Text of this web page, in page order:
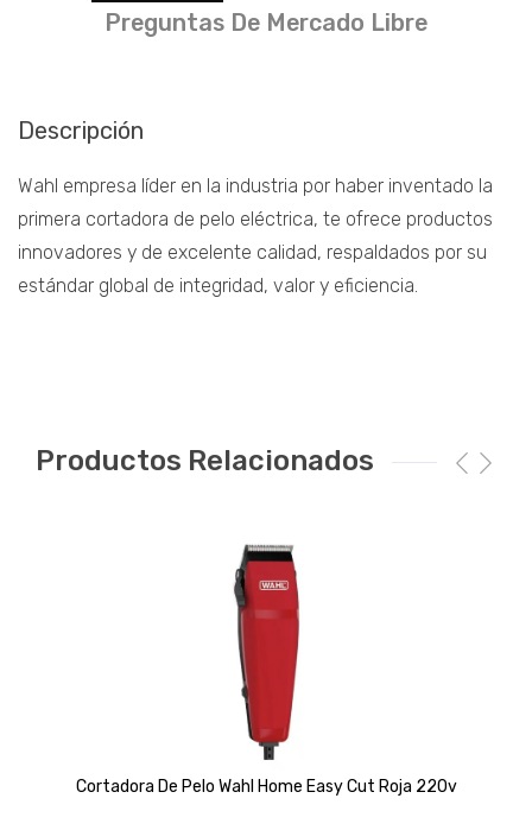
Preguntas De Mercado Libre
Descripción
Wahl empresa líder en la industria por haber inventado la
primera cortadora de pelo eléctrica, te ofrece productos
innovadores y de excelente calidad, respaldados por su
estándar global de integridad, valor y eficiencia.
Productos Relacionados
Cortadora De Pelo Wahl Home Easy Cut Roja 220v